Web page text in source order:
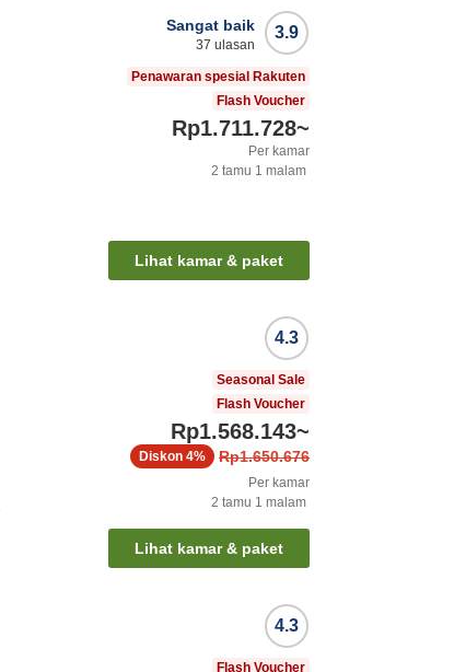
3.9
Sangat baik
37 ulasan
Penawaran spesial Rakuten
Flash Voucher
Rp1.711.728~
Per kamar
2 tamu 1 malam
Lihat kamar & paket
4.3
Seasonal Sale
Flash Voucher
Rp1.568.143~
Rp1.650.676
Diskon 4%
Per kamar
2 tamu 1 malam
Lihat kamar & paket
4.3
Flash Voucher